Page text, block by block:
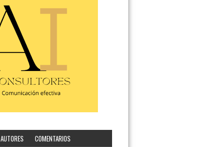
AUTORES
COMENTARIOS